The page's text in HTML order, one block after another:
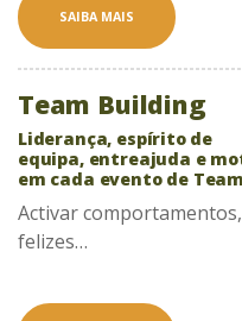
SAIBA MAIS
Team Building
Liderança, espírito de
equipa, entreajuda e
em cada evento de
Activar
felizes…